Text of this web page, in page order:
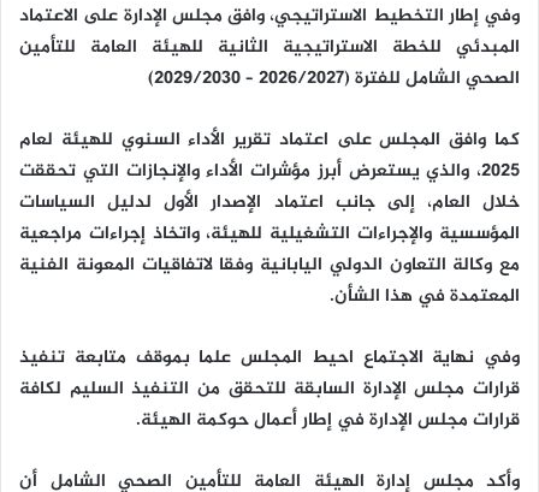
وفي إطار التخطيط الاستراتيجي، وافق مجلس الإدارة على الاعتماد
المبدئي للخطة الاستراتيجية الثانية للهيئة العامة للتأمين
الصحي الشامل للفترة (2026/2027 – 2029/2030)
كما وافق المجلس على اعتماد تقرير الأداء السنوي للهيئة لعام
2025، والذي يستعرض أبرز مؤشرات الأداء والإنجازات التي تحققت
خلال العام، إلى جانب اعتماد الإصدار الأول لدليل السياسات
المؤسسية والإجراءات التشغيلية للهيئة، واتخاذ إجراءات مراجعية
مع وكالة التعاون الدولي اليابانية وفقا لاتفاقيات المعونة الفنية
المعتمدة في هذا الشأن.
وفي نهاية الاجتماع احيط المجلس علما بموقف متابعة تنفيذ
قرارات مجلس الإدارة السابقة للتحقق من التنفيذ السليم لكافة
قرارات مجلس الإدارة في إطار أعمال حوكمة الهيئة.
وأكد مجلس إدارة الهيئة العامة للتأمين الصحي الشامل أن